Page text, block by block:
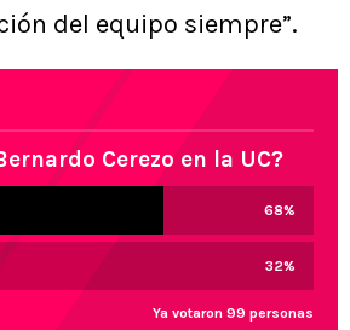
del equipo siempre”.
Cerezo en la UC?
68%
32%
Ya votaron 99 personas